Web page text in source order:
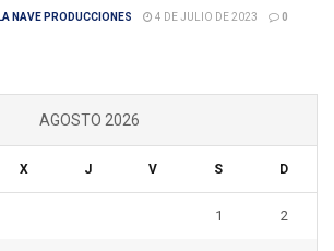
LA NAVE PRODUCCIONES 4 DE JULIO DE 2023 0
AGOSTO 2026
X J V S D
1 2